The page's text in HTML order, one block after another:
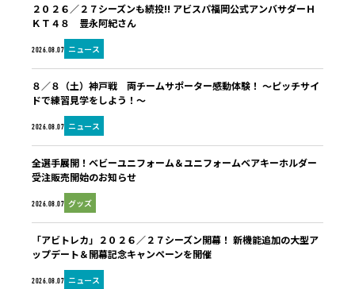
2026.08.07 ニュース
２０２６／２７シーズンも続投!! アビスパ福岡公式アンバサダーＨ
ＫＴ４８ 豊永阿紀さん
2026.08.07 ニュース
８／８（土）神戸戦 両チームサポーター感動体験！ ～ピッチサイ
ドで練習見学をしよう！～
2026.08.07 グッズ
全選手展開！ベビーユニフォーム＆ユニフォームベアキーホルダー
受注販売開始のお知らせ
2026.08.07 ニュース
「アビトレカ」２０２６／２７シーズン開幕！ 新機能追加の大型ア
ップデート＆開幕記念キャンペーンを開催